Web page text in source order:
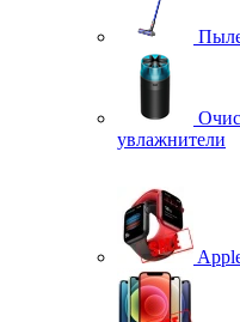
увлажнители